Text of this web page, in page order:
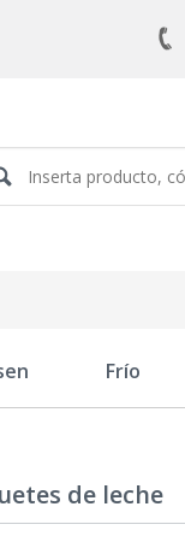
Frío
de leche